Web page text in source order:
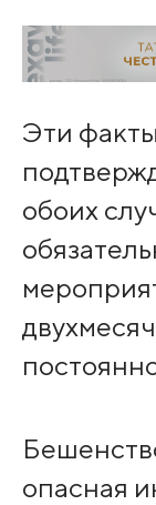
Эти
обоих
опасная